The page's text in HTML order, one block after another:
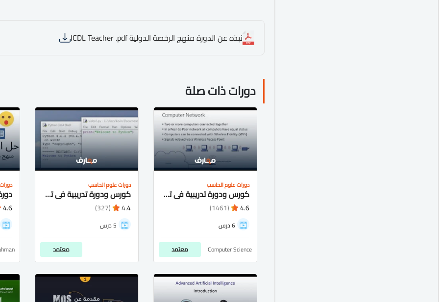
نبذه عن الدورة منهج الرخصة الدولية ICDL Teacher .pdf
دورات ذات صلة
دورات علوم الحاسب
كورس ودورة تدريبية في تعليم مجال Computer Networks
4.6
(1461)
6 درس
Computer Science معتمد
دورات علوم الحاسب
كورس ودورة تدريبية في تعليم مجال Python Programming
4.4
(327)
5 درس
معتمد
4.6